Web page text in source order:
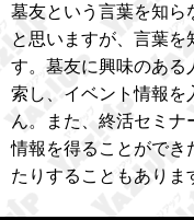
墓友という言葉を知ら
と思いますが、言葉
す。墓友に興味のある
索し、イベント情報を
ん。また、終活セミナ
情報を得ることができ
たりすることもありま